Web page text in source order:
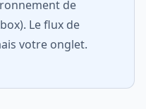
de
Le flux de
votre onglet.